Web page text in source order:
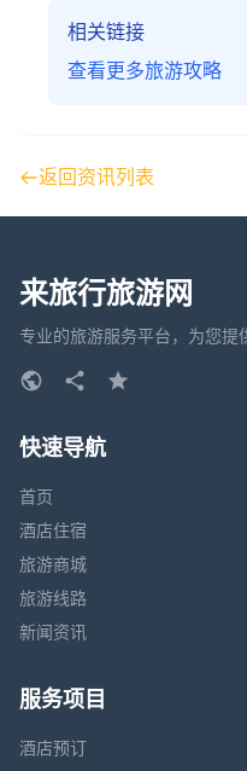
相关链接
查看更多旅游攻略
返回资讯列表
来旅行旅游网
专业的旅游服务平台，为您提
快速导航
首页
酒店住宿
旅游商城
旅游线路
新闻资讯
服务项目
酒店预订